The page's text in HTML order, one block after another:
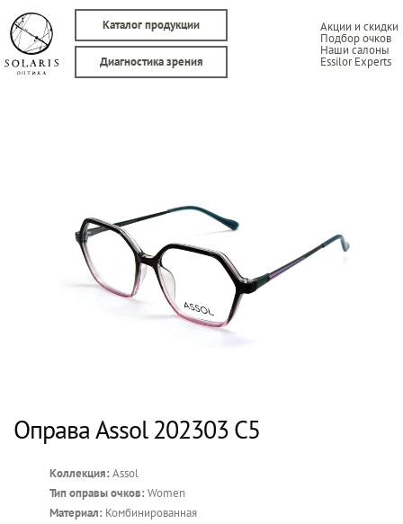
Каталог продукции Акции и скидки
Подбор очков
Наши салоны
Essilor Experts
Диагностика зрения
Оправа Assol 202303 C5
Коллекция: Assol
Тип оправы очков: Women
Материал: Комбинированная